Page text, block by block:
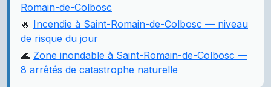
Romain-de-Colbosc
🔥 Incendie à Saint-Romain-de-Colbosc — niveau
de risque du jour
🌊 Zone inondable à Saint-Romain-de-Colbosc —
8 arrêtés de catastrophe naturelle